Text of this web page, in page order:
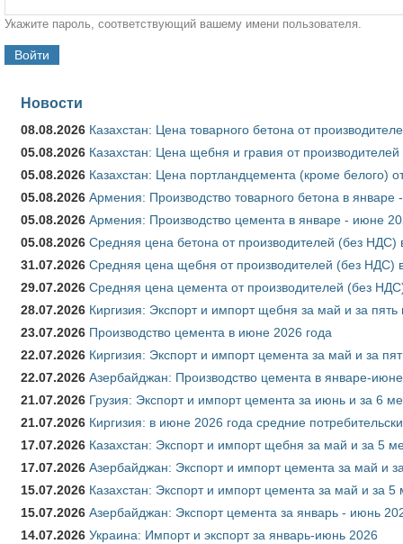
Укажите пароль, соответствующий вашему имени пользователя.
Новости
08.08.2026 Казахстан: Цена товарного бетона от
05.08.2026 Казахстан: Цена щебня и гравия от
05.08.2026 Казахстан: Цена портландцемента (кроме белого)
05.08.2026 Армения: Производство товарного бетона в январе
05.08.2026 Армения: Производство цемента в январе - июне
05.08.2026 Средняя цена бетона от производителей (без НДС)
31.07.2026 Средняя цена щебня от производителей (без НДС)
29.07.2026 Средняя цена цемента от производителей (без
28.07.2026 Киргизия: Экспорт и импорт щебня за май и за
23.07.2026 Производство цемента в июне 2026 года
22.07.2026 Киргизия: Экспорт и импорт цемента за май и за
22.07.2026 Азербайджан: Производство цемента в январе-
21.07.2026 Грузия: Экспорт и импорт цемента за июнь и за 6
21.07.2026 Киргизия: в июне 2026 года средние
17.07.2026 Казахстан: Экспорт и импорт щебня за май и за 5
17.07.2026 Азербайджан: Экспорт и импорт цемента за май и
15.07.2026 Казахстан: Экспорт и импорт цемента за май и за
15.07.2026 Азербайджан: Экспорт цемента за январь - июнь
14.07.2026 Украина: Импорт и экспорт за январь-июнь 2026